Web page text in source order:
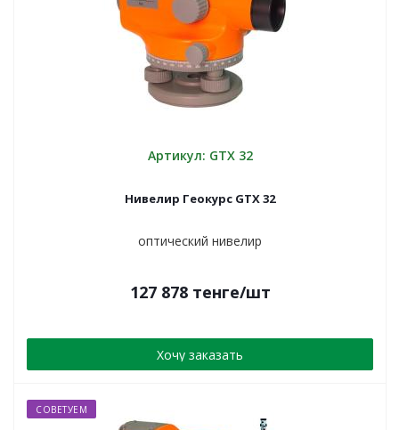
Артикул: GTX 32
Нивелир Геокурс GTX 32
оптический нивелир
127 878тенге/шт
Хочу заказать
СОВЕТУЕМ